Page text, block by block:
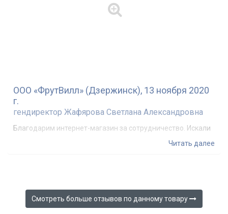
ООО «ФрутВилл» (Дзержинск), 13 ноября 2020
г.
гендиректор Жафярова Светлана Александровна
Благодарим интернет-магазин за сотрудничество. Искали
Понравился сайт компании. Все интуитивно понятно,
обозначенного срока. Но нас заранее предупредили о
задержке. Кресло понравилось. Нареканий к товару
никаких нет.
Читать далее
Смотреть больше отзывов по данному товару